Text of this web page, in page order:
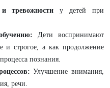
тревожности у детей при
Дети воспринимают
и строгое, а как продолжение
познания.
Улучшение внимания,
речи.